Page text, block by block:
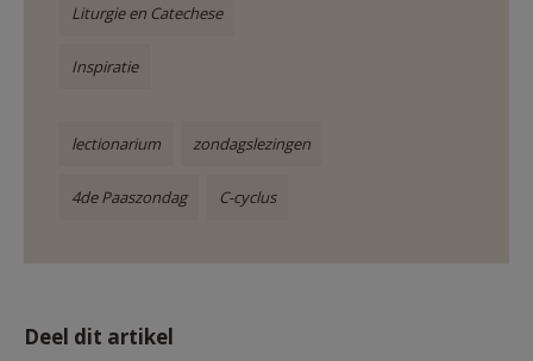
Liturgie en Catechese
Inspiratie
lectionarium zondagslezingen
4de Paaszondag C-cyclus
Deel dit artikel